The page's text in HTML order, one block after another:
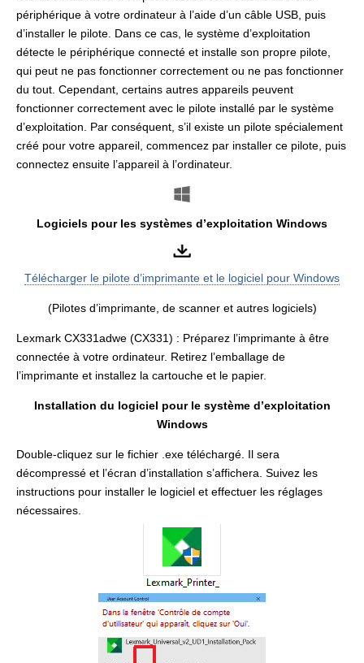
périphérique à votre ordinateur à l’aide d’un câble USB, puis
d’installer le pilote. Dans ce cas, le système d’exploitation
détecte le périphérique connecté et installe son propre pilote,
qui peut ne pas fonctionner correctement ou ne pas fonctionner
du tout. Cependant, certains autres appareils peuvent
fonctionner correctement avec le pilote installé par le système
d’exploitation. Par conséquent, s’il existe un pilote spécialement
créé pour votre appareil, commencez par installer ce pilote, puis
connectez ensuite l’appareil à l’ordinateur.
Logiciels pour les systèmes d’exploitation Windows
Télécharger le pilote d’imprimante et le logiciel pour Windows
(Pilotes d’imprimante, de scanner et autres logiciels)
Lexmark CX331adwe (CX331) : Préparez l’imprimante à être
connectée à votre ordinateur. Retirez l’emballage de
l’imprimante et installez la cartouche et le papier.
Installation du logiciel pour le système d’exploitation
Windows
Double-cliquez sur le fichier .exe téléchargé. Il sera
décompressé et l’écran d’installation s’affichera. Suivez les
instructions pour installer le logiciel et effectuer les réglages
nécessaires.